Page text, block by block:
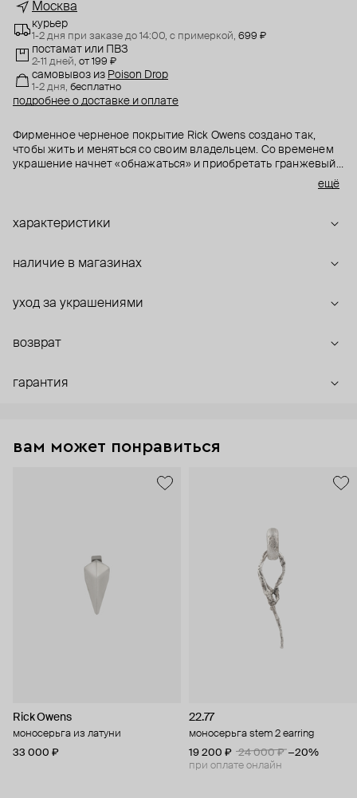
Москва
курьер
1-2 дня при заказе до 14:00, с примеркой, 699 ₽
постамат или ПВЗ
2-11 дней, от 199 ₽
самовывоз из Poison Drop
1-2 дня, бесплатно
подробнее о доставке и оплате
Фирменное черненое покрытие Rick Owens создано так,
чтобы жить и меняться со своим владельцем. Со временем
украшение начнет «обнажаться» и приобретать гранжевый
ещё
характеристики
наличие в магазинах
уход за украшениями
возврат
гарантия
вам может понравиться
Rick Owens
моносерьга из латуни
33 000 ₽
22.77
моносерьга stem 2 earring
19 200 ₽
24 000 ₽ −20%
при оплате онлайн